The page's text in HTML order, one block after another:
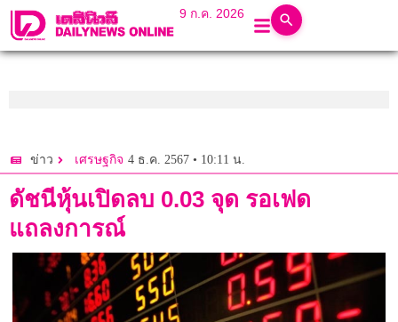
9 ก.ค. 2026
ข่าว เศรษฐกิจ 4 ธ.ค. 2567 • 10:11 น.
ดัชนีหุ้นเปิดลบ 0.03 จุด รอเฟด
แถลงการณ์